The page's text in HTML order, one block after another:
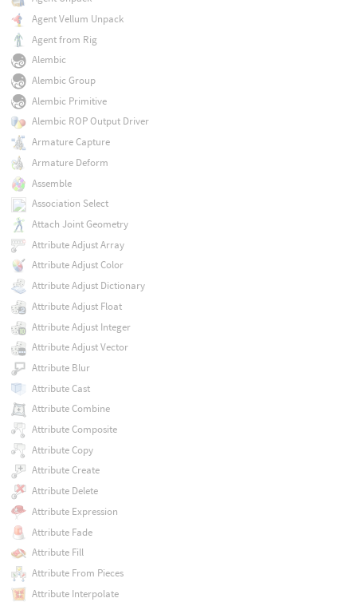
Agent Vellum Unpack
Agent from Rig
Alembic
Alembic Group
Alembic Primitive
Alembic ROP Output Driver
Armature Capture
Armature Deform
Assemble
Association Select
Attach Joint Geometry
Attribute Adjust Array
Attribute Adjust Color
Attribute Adjust Dictionary
Attribute Adjust Float
Attribute Adjust Integer
Attribute Adjust Vector
Attribute Blur
Attribute Cast
Attribute Combine
Attribute Composite
Attribute Copy
Attribute Create
Attribute Delete
Attribute Expression
Attribute Fade
Attribute Fill
Attribute From Pieces
Attribute Interpolate